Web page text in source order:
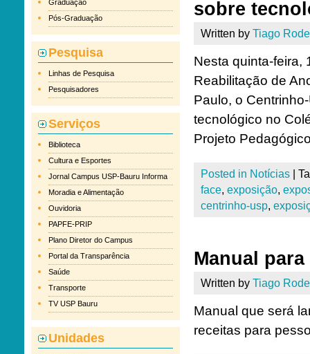
Graduação
Pós-Graduação
Pesquisa
Linhas de Pesquisa
Pesquisadores
Serviços
Biblioteca
Cultura e Esportes
Jornal Campus USP-Bauru Informa
Moradia e Alimentação
Ouvidoria
PAPFE-PRIP
Plano Diretor do Campus
Portal da Transparência
Saúde
Transporte
TV USP Bauru
Unidades
sobre
Written by Tiago
Nesta quinta-feira,
Reabilitação de
Paulo, o
tecnológico no
Projeto
Posted in Notícias
face, exposição,
centrinho-usp,
Manual
Written by Tiago
Manual que será
receitas para